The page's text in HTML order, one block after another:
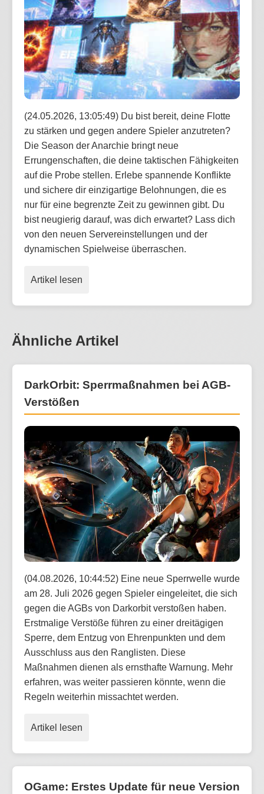
(24.05.2026, 13:05:49) Du bist bereit, deine Flotte
zu stärken und gegen andere Spieler anzutreten?
Die Season der Anarchie bringt neue
Errungenschaften, die deine taktischen Fähigkeiten
auf die Probe stellen. Erlebe spannende Konflikte
und sichere dir einzigartige Belohnungen, die es
nur für eine begrenzte Zeit zu gewinnen gibt. Du
bist neugierig darauf, was dich erwartet? Lass dich
von den neuen Servereinstellungen und der
dynamischen Spielweise überraschen.
Artikel lesen
Ähnliche Artikel
DarkOrbit: Sperrmaßnahmen bei AGB-
Verstößen
(04.08.2026, 10:44:52) Eine neue Sperrwelle wurde
am 28. Juli 2026 gegen Spieler eingeleitet, die sich
gegen die AGBs von Darkorbit verstoßen haben.
Erstmalige Verstöße führen zu einer dreitägigen
Sperre, dem Entzug von Ehrenpunkten und dem
Ausschluss aus den Ranglisten. Diese
Maßnahmen dienen als ernsthafte Warnung. Mehr
erfahren, was weiter passieren könnte, wenn die
Regeln weiterhin missachtet werden.
Artikel lesen
OGame: Erstes Update für neue Version